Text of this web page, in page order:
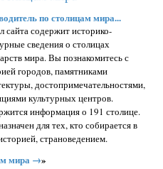
по столицам мира...
сайта содержит историко-
сведения о столицах
мира. Вы познакомитесь с
городов, памятниками
достопримечательностями,
культурных центров.
информация о 191 столице.
для тех, кто собирается в
страноведением.
мира →»